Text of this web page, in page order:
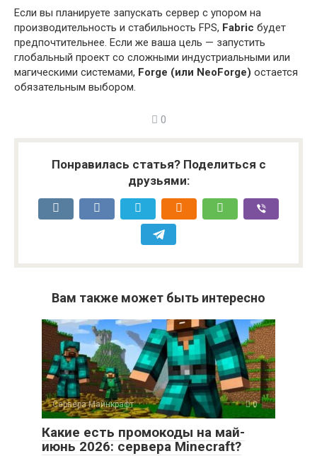
Если вы планируете запускать сервер с упором на
производительность и стабильность FPS, Fabric будет
предпочтительнее. Если же ваша цель — запустить
глобальный проект со сложными индустриальными или
магическими системами, Forge (или NeoForge) остается
обязательным выбором.
0
Понравилась статья? Поделиться с
друзьями:
Вам также может быть интересно
Сервера Майнкрафт 0
Какие есть промокоды на май-
июнь 2026: сервера Minecraft?